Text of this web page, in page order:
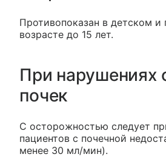
Противопоказан в детском и
возрасте до 15 лет.
При нарушениях
почек
C осторожностью следует
пациентов с почечной
менее 30 мл/мин).